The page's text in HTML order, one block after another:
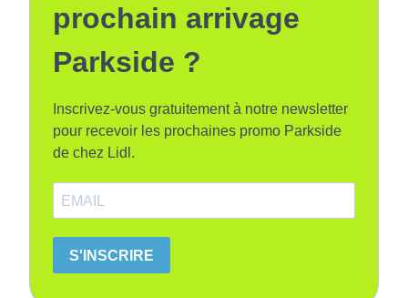
prochain arrivage
Parkside ?
Inscrivez-vous gratuitement à notre newsletter
pour recevoir les prochaines promo Parkside
de chez Lidl.
S'INSCRIRE